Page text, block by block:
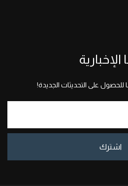
للحصول على التحديثات الجديدة!
اشترك